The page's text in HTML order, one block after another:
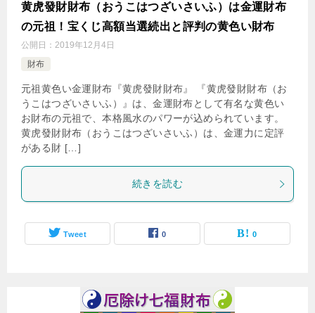
黄虎發財財布（おうこはつざいさいふ）は金運財布
の元祖！宝くじ高額当選続出と評判の黄色い財布
公開日： 2019年12月4日
財布
元祖黄色い金運財布『黄虎發財財布』 『黄虎發財財布（お
うこはつざいさいふ）』は、金運財布として有名な黄色い
お財布の元祖で、本格風水のパワーが込められています。
黄虎發財財布（おうこはつざいさいふ）は、金運力に定評
がある財 […]
続きを読む
Tweet 0 0